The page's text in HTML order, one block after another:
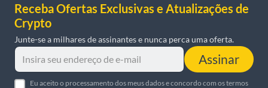
Receba Ofertas Exclusivas e Atualizações de
Crypto
Junte-se a milhares de assinantes e nunca perca uma oferta.
Assinar
Eu aceito o processamento dos meus dados e concordo com os termos